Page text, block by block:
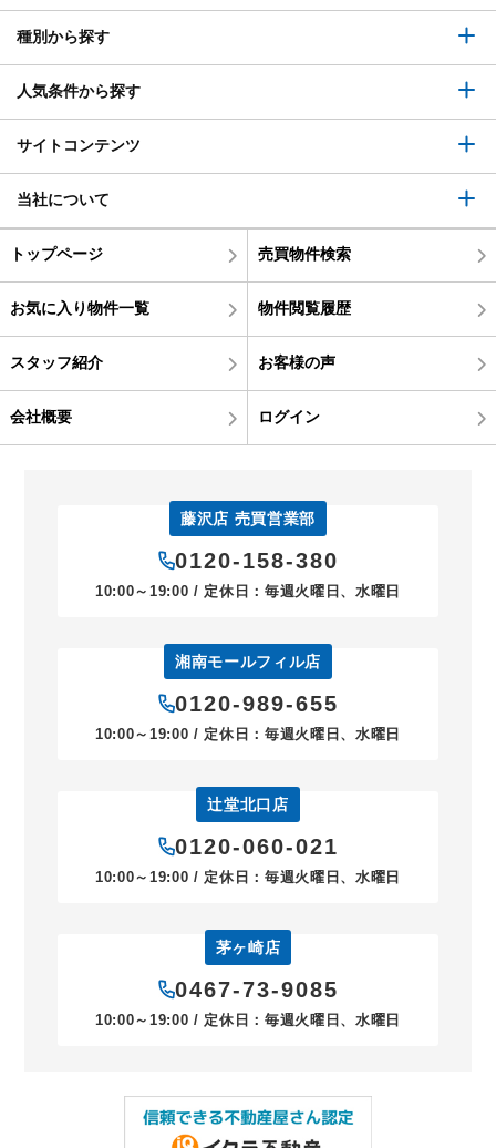
種別から探す
人気条件から探す
サイトコンテンツ
当社について
トップページ 売買物件検索
お気に入り物件一覧 物件閲覧履歴
スタッフ紹介 お客様の声
会社概要 ログイン
藤沢店 売買営業部
0120-158-380
10:00～19:00 / 定休日：毎週火曜日、水曜日
湘南モールフィル店
0120-989-655
10:00～19:00 / 定休日：毎週火曜日、水曜日
辻堂北口店
0120-060-021
10:00～19:00 / 定休日：毎週火曜日、水曜日
茅ヶ崎店
0467-73-9085
10:00～19:00 / 定休日：毎週火曜日、水曜日